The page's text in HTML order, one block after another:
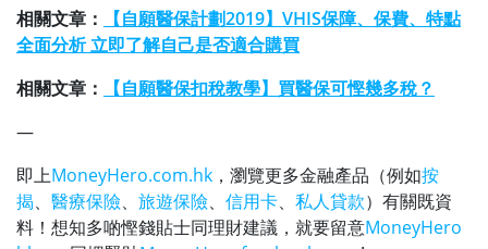
相關文章：
【自願醫保計劃2019】VHIS保障、保費、特點
全面分析 立即了解自己是否適合購買
相關文章：
【自願醫保扣稅教學】買醫保可慳幾多稅？
—
即上MoneyHero.com.hk ，瀏覽更多金融產品（例如按
揭、 醫療保險、 旅遊保險、 信用卡、 私人貸款）有關既資
料！想知多啲慳錢貼士同理財建議，就要留意MoneyHero